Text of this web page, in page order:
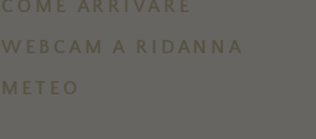
COME ARRIVARE
WEBCAM A RIDANNA
METEO